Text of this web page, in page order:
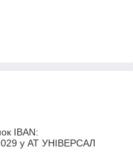
IBAN:
у АТ УНІВЕРСАЛ